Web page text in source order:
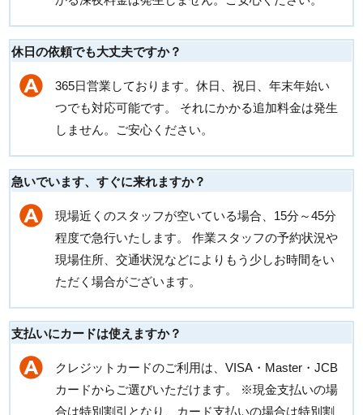
休日の依頼でも大丈夫ですか？
365日営業しております。休日、祝日、年末年始い
つでも対応可能です。 それにかかる追加料金は発生
しません。ご安心ください。
急いでいます、すぐに来れますか？
現場近くのスタッフが空いている場合、15分～45分
程度で急行いたします。 作業スタッフの予約状況や
現場住所、交通状況などによりもう少しお時間をい
ただく場合がございます。
支払いにカードは使えますか？
クレジットカードのご利用は、VISA・Master・JCB
カードからご選びいただけます。 ※現金支払いの場
合は特別割引となり、カード支払いの場合は特別割